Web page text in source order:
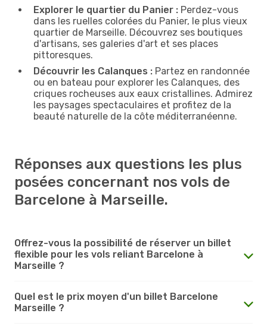
Explorer le quartier du Panier : Perdez-vous
dans les ruelles colorées du Panier, le plus vieux
quartier de Marseille. Découvrez ses boutiques
d'artisans, ses galeries d'art et ses places
pittoresques.
Découvrir les Calanques : Partez en randonnée
ou en bateau pour explorer les Calanques, des
criques rocheuses aux eaux cristallines. Admirez
les paysages spectaculaires et profitez de la
beauté naturelle de la côte méditerranéenne.
Réponses aux questions les plus
posées concernant nos vols de
Barcelone à Marseille.
Offrez-vous la possibilité de réserver un billet
flexible pour les vols reliant Barcelone à
Marseille ?
Quel est le prix moyen d'un billet Barcelone
Marseille ?